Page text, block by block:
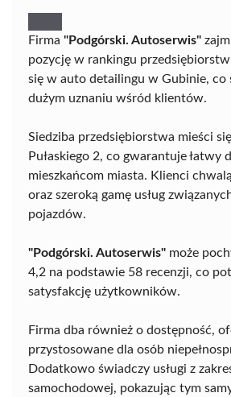
Firma "Podgórski. Autoserwis"
pozycję w rankingu
się w auto detailingu w Gubinie, co
dużym uznaniu wśród klientów.
Siedziba przedsiębiorstwa mieści
Pułaskiego 2, co gwarantuje łatwy
mieszkańcom miasta. Klienci
oraz szeroką gamę usług
pojazdów.
"Podgórski. Autoserwis" może
4,2 na podstawie 58 recenzji, co
satysfakcję użytkowników.
Firma dba również o dostępność,
przystosowane dla osób
Dodatkowo świadczy usługi z
samochodowej, pokazując tym